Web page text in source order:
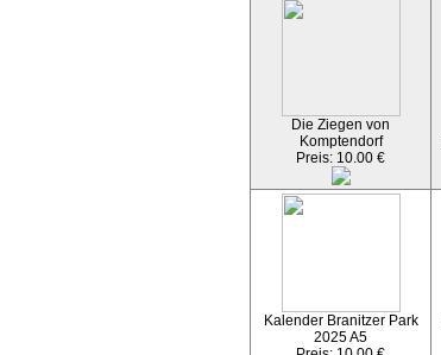
Die Ziegen von
Komptendorf
Preis: 10.00 €
Kalender Branitzer Park
2025 A5